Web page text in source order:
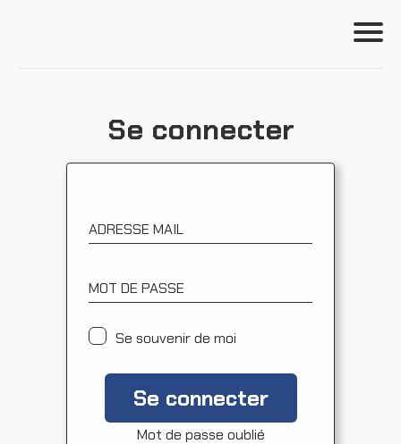
Formations
Se connecter
Se connecter
ADRESSE MAIL
MOT DE PASSE
Se souvenir de moi
Se connecter
Mot de passe oublié